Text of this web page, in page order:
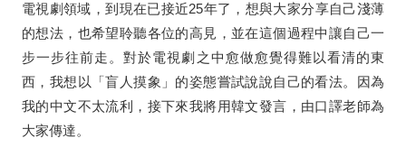
電視劇領域，到現在已接近25年了，想與大家分享自己淺薄
的想法，也希望聆聽各位的高見，並在這個過程中讓自己一
步一步往前走。對於電視劇之中愈做愈覺得難以看清的東
西，我想以「盲人摸象」的姿態嘗試說說自己的看法。因為
我的中文不太流利，接下來我將用韓文發言，由口譯老師為
大家傳達。